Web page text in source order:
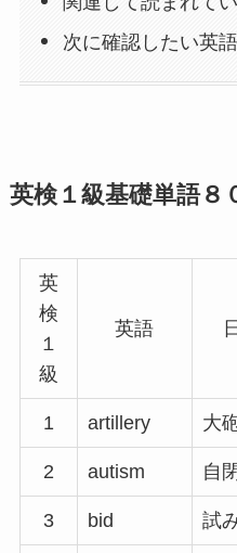
次に確認したい英
英検１級基礎単語８
英
検
１
級
英語
1 artillery 大
2 autism 自
3 bid 試